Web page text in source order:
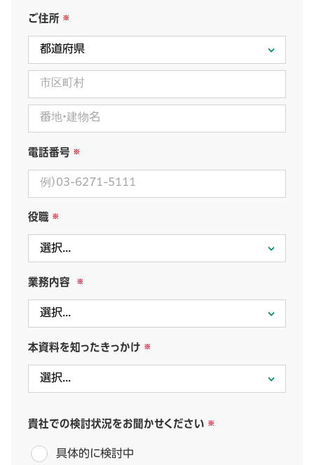
ご住所
電話番号
役職
業務内容
本資料を知ったきっかけ
貴社での検討状況をお聞かせください
具体的に検討中